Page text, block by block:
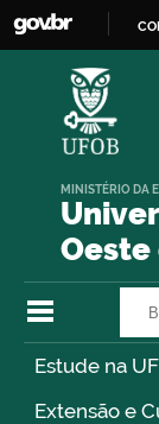
Oeste
MINISTÉRIO DA
Estude na
Extensão e